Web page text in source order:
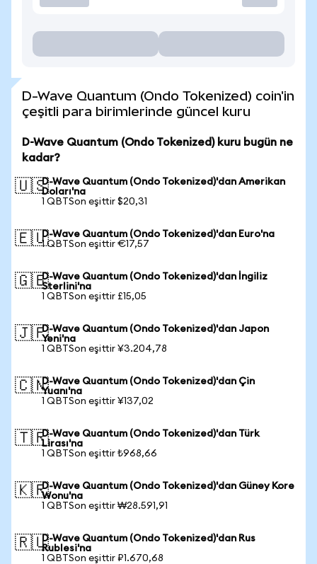
D-Wave Quantum (Ondo Tokenized) coin'in
çeşitli para birimlerinde güncel kuru
D-Wave Quantum (Ondo Tokenized) kuru bugün ne
kadar?
🇺🇸D-Wave Quantum (Ondo Tokenized)'dan Amerikan
Doları'na
1 QBTSon eşittir $20,31
🇪🇺D-Wave Quantum (Ondo Tokenized)'dan Euro'na
1 QBTSon eşittir €17,57
🇬🇧D-Wave Quantum (Ondo Tokenized)'dan İngiliz
Sterlini'na
1 QBTSon eşittir £15,05
🇯🇵D-Wave Quantum (Ondo Tokenized)'dan Japon
Yeni'na
1 QBTSon eşittir ¥3.204,78
🇨🇳D-Wave Quantum (Ondo Tokenized)'dan Çin
Yuanı'na
1 QBTSon eşittir ¥137,02
🇹🇷D-Wave Quantum (Ondo Tokenized)'dan Türk
Lirası'na
1 QBTSon eşittir ₺968,66
🇰🇷D-Wave Quantum (Ondo Tokenized)'dan Güney Kore
Wonu'na
1 QBTSon eşittir ₩28.591,91
🇷🇺D-Wave Quantum (Ondo Tokenized)'dan Rus
Rublesi'na
1 QBTSon eşittir ₽1.670,68